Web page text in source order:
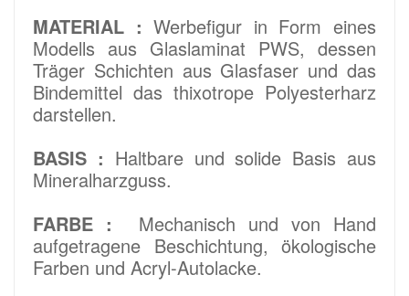
MATERIAL :Werbefigur in Form eines
Modells aus Glaslaminat PWS, dessen
Träger Schichten aus Glasfaser und das
Bindemittel das thixotrope Polyesterharz
darstellen.
BASIS : Haltbare und solide Basis aus
Mineralharzguss.
FARBE :
Mechanisch und von Hand
aufgetragene Beschichtung, ökologische
Farben und Acryl-Autolacke.